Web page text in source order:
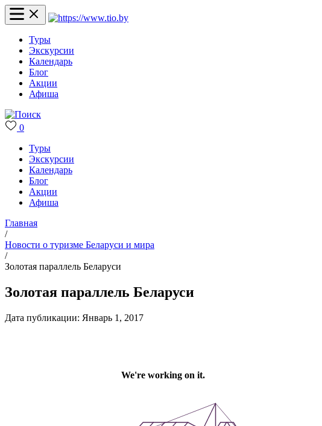
Туры
Экскурсии
Календарь
Блог
Акции
Афиша
0
Туры
Экскурсии
Календарь
Блог
Акции
Афиша
Главная
/
Новости о туризме Беларуси и мира
/
Золотая параллель Беларуси
Золотая параллель Беларуси
Дата публикации: Январь 1, 2017